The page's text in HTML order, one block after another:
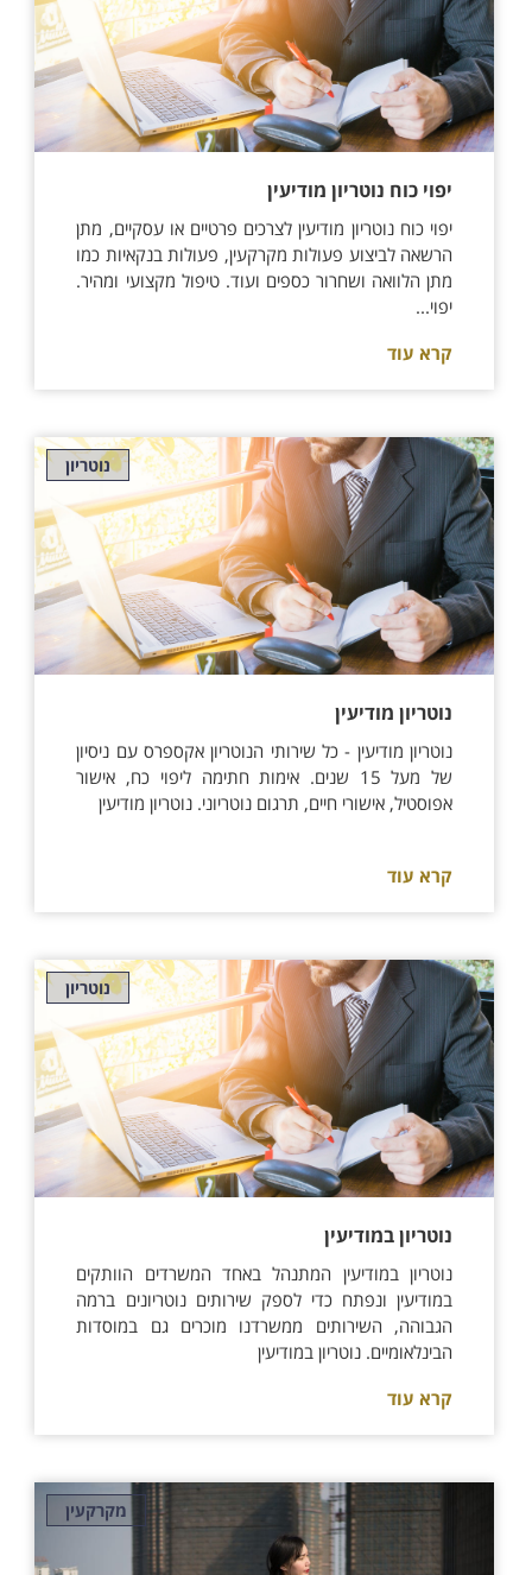
יפוי כוח נוטריון מודיעין
יפוי כוח נוטריון מודיעין לצרכים פרטיים או עסקיים, מתן
הרשאה לביצוע פעולות מקרקעין, פעולות בנקאיות כמו
מתן הלוואה ושחרור כספים ועוד. טיפול מקצועי ומהיר.
יפוי...
קרא עוד
נוטריון
נוטריון מודיעין
נוטריון מודיעין - כל שירותי הנוטריון אקספרס עם ניסיון
של מעל 15 שנים. אימות חתימה ליפוי כח, אישור
אפוסטיל, אישורי חיים, תרגום נוטריוני. נוטריון מודיעין
קרא עוד
נוטריון
נוטריון במודיעין
נוטריון במודיעין המתנהל באחד המשרדים הוותקים
במודיעין ונפתח כדי לספק שירותים נוטריונים ברמה
הגבוהה, השירותים ממשרדנו מוכרים גם במוסדות
הבינלאומיים. נוטריון במודיעין
קרא עוד
מקרקעין